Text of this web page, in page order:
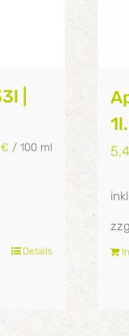
|
€ / 100 ml
Details